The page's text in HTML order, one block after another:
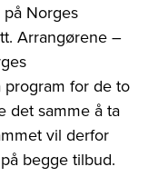
Norges
Arrangørene –
for de to
det samme å ta
vil derfor
begge tilbud.